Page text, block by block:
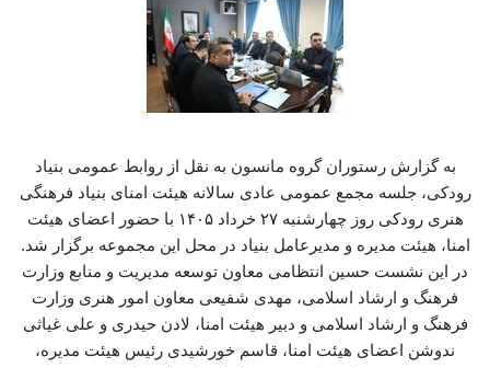
به گزارش رستوران گروه مانسون به نقل از روابط عمومی بنیاد
رودکی، جلسه مجمع عمومی عادی سالانه هیئت امنای بنیاد فرهنگی
هنری رودکی روز چهارشنبه ۲۷ خرداد ۱۴۰۵ با حضور اعضای هیئت
امنا، هیئت مدیره و مدیرعامل بنیاد در محل این مجموعه برگزار شد.
در این نشست حسین انتظامی معاون توسعه مدیریت و منابع وزارت
فرهنگ و ارشاد اسلامی، مهدی شفیعی معاون امور هنری وزارت
فرهنگ و ارشاد اسلامی و دبیر هیئت امنا، لادن حیدری و علی غیاثی
ندوشن اعضای هیئت امنا، قاسم خورشیدی رئیس هیئت مدیره،